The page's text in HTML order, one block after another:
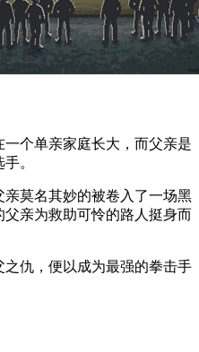
个单亲家庭长大，而父亲是
。
莫名其妙的被卷入了一场黑
亲为救助可怜的路人挺身而
仇，便以成为最强的拳击手